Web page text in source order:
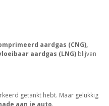
aardgas (CNG),
aardgas (LNG) blijven
getankt hebt. Maar gelukkig
aan je auto.